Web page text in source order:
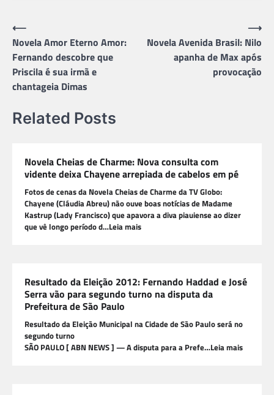
Navegação
de
Post
⟵
Novela Amor Eterno Amor:
Fernando descobre que
Priscila é sua irmã e
chantageia Dimas
Novela Avenida Brasil: Nilo
apanha de Max após
provocação
⟶
Related Posts
Novela Cheias de Charme: Nova consulta com
vidente deixa Chayene arrepiada de cabelos em pé
Fotos de cenas da Novela Cheias de Charme da TV Globo:
Chayene (Cláudia Abreu) não ouve boas notícias de Madame
Kastrup (Lady Francisco) que apavora a diva piauiense ao dizer
que vê longo período d…Leia mais
Resultado da Eleição 2012: Fernando Haddad e José
Serra vão para segundo turno na disputa da
Prefeitura de São Paulo
Resultado da Eleição Municipal na Cidade de São Paulo será no
segundo turno
SÃO PAULO [ ABN NEWS ] — A disputa para a Prefe…Leia mais